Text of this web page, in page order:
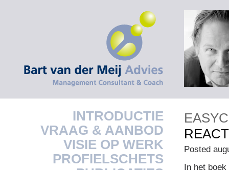
INTRODUCTIE
VRAAG & AANBOD
VISIE OP WERK
PROFIELSCHETS
Posted
In het boek